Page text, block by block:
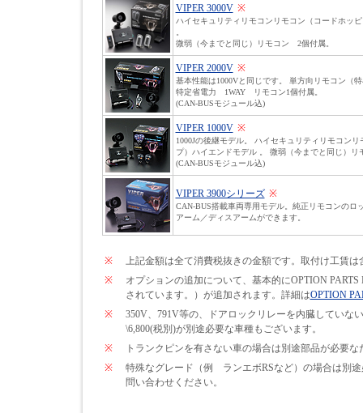
VIPER 3000V ※
ハイセキュリティリモコンリモコン（コードホッ
微弱（今までと同じ）リモコン 2個付属。
VIPER 2000V ※
基本性能は1000Vと同じです。 単方向リモコン（
特定省電力 1WAY リモコン1個付属。
(CAN-BUSモジュール込)
VIPER 1000V ※
1000Jの後継モデル。 ハイセキュリティリモコン
プ）ハイエンドモデル 。 微弱（今までと同じ）
(CAN-BUSモジュール込)
VIPER 3900シリーズ ※
CAN-BUS搭載車両専用モデル。純正リモコンのロ
アーム／ディスアームができます。
※
上記金額は全て消費税抜きの金額です。取付け工賃は
※
オプションの追加について、基本的にOPTION
されています。）が追加されます。詳細はOPTION
※
350V、791V等の、ドアロックリレーを内臓してい
\6,800(税別)が別途必要な車種もございます。
※
トランクピンを有さない車の場合は別途部品が必要な
※
特殊なグレード（例 ランエボRSなど）の場合は別
問い合わせください。